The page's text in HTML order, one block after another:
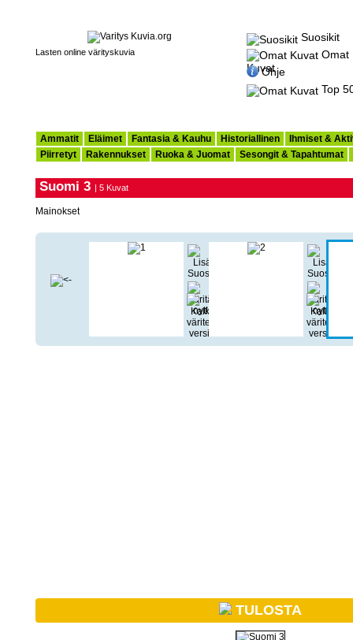
Lasten online värityskuvia
Suosikit
Omat
KuvatOhje
Top
Ammatit Eläimet Fantasia & Kauhu Historiallinen
Ihmiset &
Piirretyt
Rakennukset Ruoka & Juomat Sesongit & Tapahtumat
Suomi 3 | 5 Kuvat
Mainokset
TULOSTA